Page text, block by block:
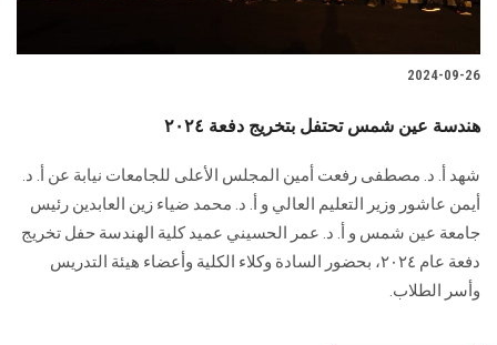
2024-09-26
هندسة عين شمس تحتفل بتخريج دفعة ٢٠٢٤
شهد أ. د. مصطفى رفعت أمين المجلس الأعلى للجامعات نيابة عن أ. د.
أيمن عاشور وزير التعليم العالي و أ. د. محمد ضياء زين العابدين رئيس
جامعة عين شمس و أ. د. عمر الحسيني عميد كلية الهندسة حفل تخريج
دفعة عام ٢٠٢٤، بحضور السادة وكلاء الكلية وأعضاء هيئة التدريس
وأسر الطلاب.